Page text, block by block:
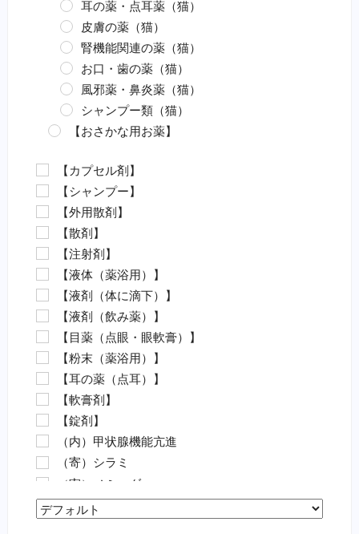
耳の薬・点耳薬（猫）
皮膚の薬（猫）
腎機能関連の薬（猫）
お口・歯の薬（猫）
風邪薬・鼻炎薬（猫）
シャンプー類（猫）
【おさかな用お薬】
カラムナリス病対策（魚）
水カビ病対策（魚）
白点病対策（魚）
イカリムシ・ウオジラミ（魚）
ハダムシ駆除（魚）
類結節症（魚）
麻酔（魚）
外傷（魚）
害虫駆除（魚）
【動物病院の薬（要指示医薬品）】
抗菌剤・抗生物質（要・犬）
抗菌剤・抗生物質（要・猫）
ノミ・ダニ駆除薬（要・犬）
ノミ・ダニ駆除薬（要・猫）
フィラリア（要・犬）
フィラリア（要・猫）
虫下し・寄生虫駆除（要・犬）
【カプセル剤】
【シャンプー】
【外用散剤】
【散剤】
【注射剤】
【液体（薬浴用）】
【液剤（体に滴下）】
【液剤（飲み薬）】
【目薬（点眼・眼軟膏）】
【粉末（薬浴用）】
【耳の薬（点耳）】
【軟膏剤】
【錠剤】
（内）甲状腺機能亢進
（寄）シラミ
（寄）ノミ・ダニ
（寄）フィラリア
（寄）回虫
Sort Products